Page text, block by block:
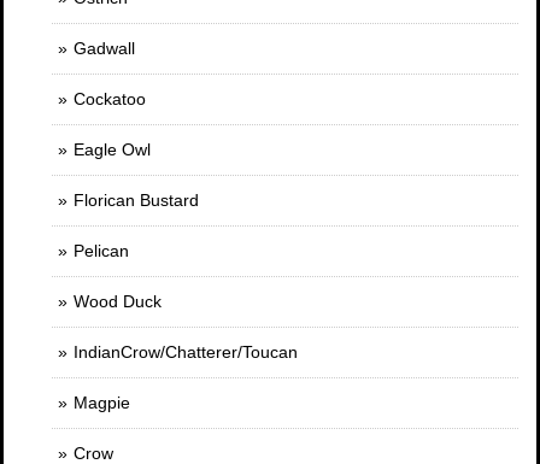
Gadwall
Cockatoo
Eagle Owl
Florican Bustard
Pelican
Wood Duck
IndianCrow/Chatterer/Toucan
Magpie
Crow